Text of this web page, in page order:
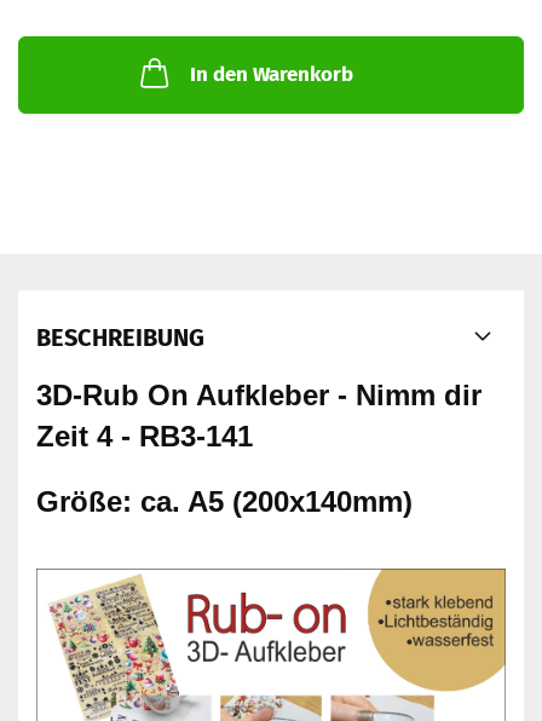
In den Warenkorb
BESCHREIBUNG
3D-Rub On Aufkleber - Nimm dir
Zeit 4 - RB3-141
Größe: ca. A5 (200x140mm)